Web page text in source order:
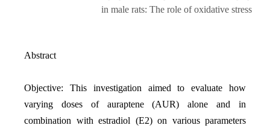
Abstract
Objective: This investigation aimed to evaluate how
varying doses of auraptene (AUR) alone and in
combination with estradiol (E2) on various parameters